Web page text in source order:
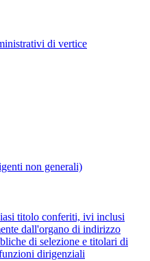
di vertice
non generali)
titolo conferiti, ivi inclusi
dall'organo di indirizzo
di selezione e titolari di
dirigenziali